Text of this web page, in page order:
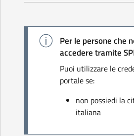
Per le persone che
accedere tramite
Puoi utilizzare le
portale se:
non possiedi la
italiana